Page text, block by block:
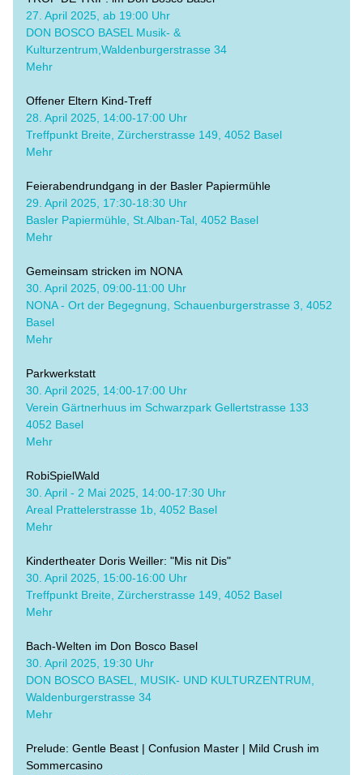
​27. April 2025, ab 19:00 Uhr
DON BOSCO BASEL Musik- &
Kulturzentrum,Waldenburgerstrasse 34
Mehr
Offener Eltern Kind-Treff
​28. April 2025, 14:00-17:00 Uhr
Treffpunkt Breite, Zürcherstrasse 149, 4052 Basel
Mehr
Feierabendrundgang in der Basler Papiermühle
​29. April 2025, 17:30-18:30 Uhr
Basler Papiermühle, St.Alban-Tal, 4052 Basel
Mehr
Gemeinsam stricken im NONA
​30. April 2025, 09:00-11:00 Uhr
​NONA - Ort der Begegnung, Schauenburgerstrasse 3, 4052
Basel
Mehr
Parkwerkstatt
​30. April 2025, 14:00-17:00 Uhr
Verein Gärtnerhuus im Schwarzpark Gellertstrasse 133
4052 Basel
Mehr
RobiSpielWald
​30. April - 2 Mai 2025, 14:00-17:30 Uhr
Areal Prattelerstrasse 1b, 4052 Basel
Mehr
Kindertheater Doris Weiller: "Mis nit Dis"
​30. April 2025, 15:00-16:00 Uhr
​Treffpunkt Breite, Zürcherstrasse 149, 4052 Basel
Mehr
Bach-Welten im Don Bosco Basel
​30. April 2025, 19:30 Uhr
DON BOSCO BASEL, MUSIK- UND KULTURZENTRUM,
Waldenburgerstrasse 34
Mehr
Prelude: Gentle Beast | Confusion Master | Mild Crush im
Sommercasino